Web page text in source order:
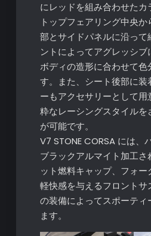
にレッドを組み合わせたカ
トップフェアリング中央
部とサイドパネルに沿って
ントによってアグレッシブ
ボディの造形に合わせて色
す。また、シート後部に
ーもアクセサリーとして
粋なレーシングスタイル
が可能です。
V7 STONE CORSA には、
ブラックアルマイト加工さ
ット燃料キャップ、フォー
軽快感を与えるフロント
の装備によってスポーティ
ます。